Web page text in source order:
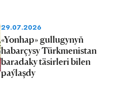
29.07.2026
«Yonhap» gullugynyň
habarçysy Türkmenistan
baradaky täsirleri bilen
paýlaşdy